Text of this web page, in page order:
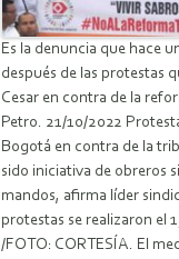
Es la denuncia que hace
después de las protestas
Cesar en contra de la
Petro. 21/10/2022
Bogotá en contra de la
sido iniciativa de obreros
mandos, afirma líder
protestas se realizaron el
/FOTO: CORTESÍA. El